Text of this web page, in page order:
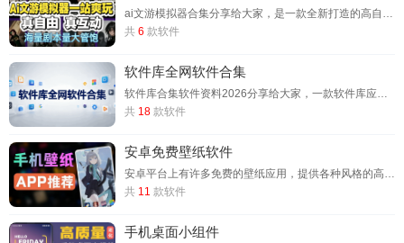
ai文游模拟器合集分享给大家，是一款全新打造的高自由度AI文字互动创作模拟器，主打沉浸式文字角色扮演、自由剧情创作、个性化人设互动。软件依托强劲AI大模型算力，打破传统文游的固定剧情限制，拥有超高对话理解能力与剧情延伸能力。用户可以自定义人物人设、性格设定、故事背景与剧情走向，自由开启多元化文字互动玩法。整体界面清爽简约、操作通俗易懂，创作限制极低，无论是新手玩家还是资深文游爱好者，都可以轻松发挥
共 6 款软件
软件库全网软件合集
软件库合集软件资料2026分享给大家，一款软件库应用分享合集，集合了不同类型的软件库资源，致力于资源整合，为大家持续更新各种游戏，影音，小说，辅助工具，直播工具等，专注于正版资源下载，大家可以按照喜好收藏，免费下载，永久地址使用！
共 18 款软件
安卓免费壁纸软件
安卓平台上有许多免费的壁纸应用，提供各种风格的高清壁纸，宝贝游戏网给大家带来一些广受欢迎的安卓免费壁纸软件，软件内提供了大量的免费壁纸、铃声、通知音效等内容。壁纸种类丰富，包括动态壁纸和静态壁纸，用户可以根据自己的喜好选择。从高清到4K壁纸，从静态到动态壁纸，用户可以根据自己的需求选择适合的应用。喜欢的可以来下载试试
共 11 款软件
手机桌面小组件